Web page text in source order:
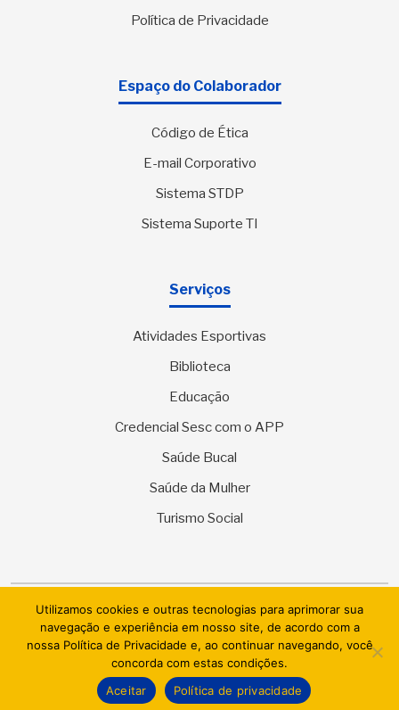
Política de Privacidade
Espaço do Colaborador
Código de Ética
E-mail Corporativo
Sistema STDP
Sistema Suporte TI
Serviços
Atividades Esportivas
Biblioteca
Educação
Credencial Sesc com o APP
Saúde Bucal
Saúde da Mulher
Turismo Social
© 2026 SESC Sergipe - Serviço Social do Comércio. Todos os
direitos reservados.
AI.BRAZIL TECHNOLOGIES & DATACENTER LTDA
Utilizamos cookies e outras tecnologias para aprimorar sua
navegação e experiência em nosso site, de acordo com a
nossa Política de Privacidade e, ao continuar navegando, você
concorda com estas condições.
Aceitar
Política de privacidade